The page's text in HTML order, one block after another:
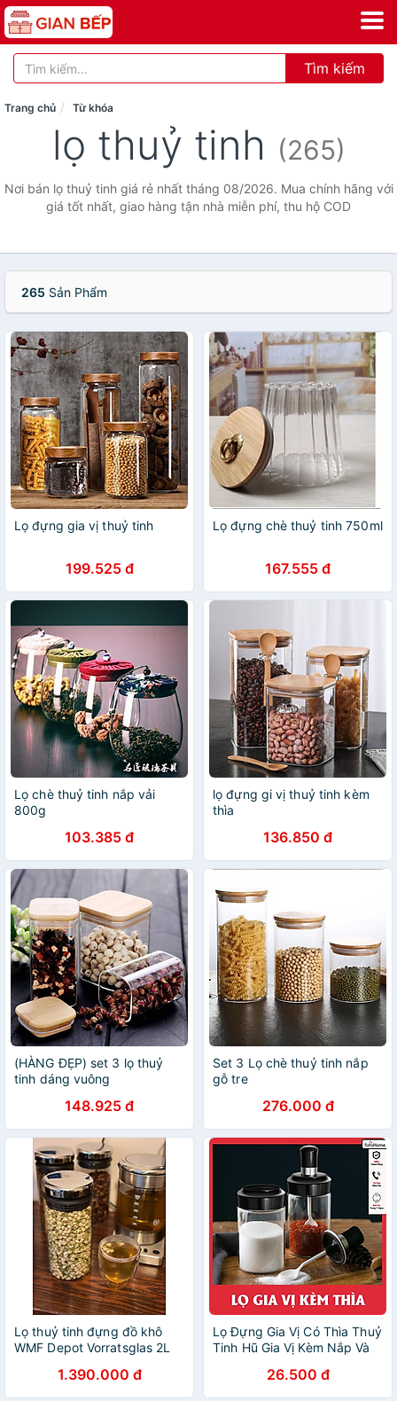
Tìm kiếm
Trang chủ Từ khóa
lọ thuỷ tinh (265)
Nơi bán lọ thuỷ tinh giá rẻ nhất tháng 08/2026. Mua chính hãng với
giá tốt nhất, giao hàng tận nhà miễn phí, thu hộ COD
265 Sản Phẩm
Lọ đựng gia vị thuỷ tinh
199.525 đ
Lọ đựng chè thuỷ tinh 750ml
167.555 đ
Lọ chè thuỷ tinh nắp vải
800g
103.385 đ
lọ đựng gi vị thuỷ tinh kèm
thìa
136.850 đ
(HÀNG ĐẸP) set 3 lọ thuỷ
tinh dáng vuông
148.925 đ
Set 3 Lọ chè thuỷ tinh nắp
gỗ tre
276.000 đ
Lọ thuỷ tinh đựng đồ khô
WMF Depot Vorratsglas 2L
1.390.000 đ
Lọ Đựng Gia Vị Có Thìa Thuỷ
Tinh Hũ Gia Vị Kèm Nắp Và
26.500 đ